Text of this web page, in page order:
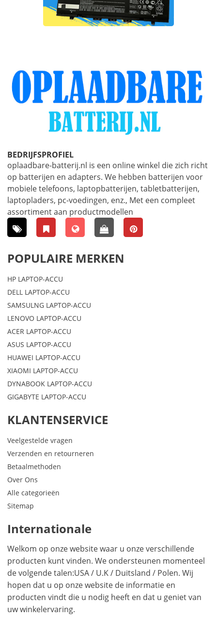
BEDRIJFSPROFIEL
oplaadbare-batterij.nl is een online winkel die zich richt
op batterijen en adapters. We hebben batterijen voor
mobiele telefoons, laptopbatterijen, tabletbatterijen,
laptopladers, pc-voedingen, enz., Met een compleet
assortiment aan productmodellen
POPULAIRE MERKEN
HP LAPTOP-ACCU
DELL LAPTOP-ACCU
SAMSULNG LAPTOP-ACCU
LENOVO LAPTOP-ACCU
ACER LAPTOP-ACCU
ASUS LAPTOP-ACCU
HUAWEI LAPTOP-ACCU
XIAOMI LAPTOP-ACCU
DYNABOOK LAPTOP-ACCU
GIGABYTE LAPTOP-ACCU
KLANTENSERVICE
Veelgestelde vragen
Verzenden en retourneren
Betaalmethoden
Over Ons
Alle categorieën
Sitemap
Internationale
Welkom op onze website waar u onze verschillende
producten kunt vinden. We ondersteunen momenteel
de volgende talen:USA/ U.K/ Duitsland / Polen. Wij
hopen dat u op onze website de informatie en
producten vindt die u nodig heeft en dat u geniet van
uw winkelervaring.